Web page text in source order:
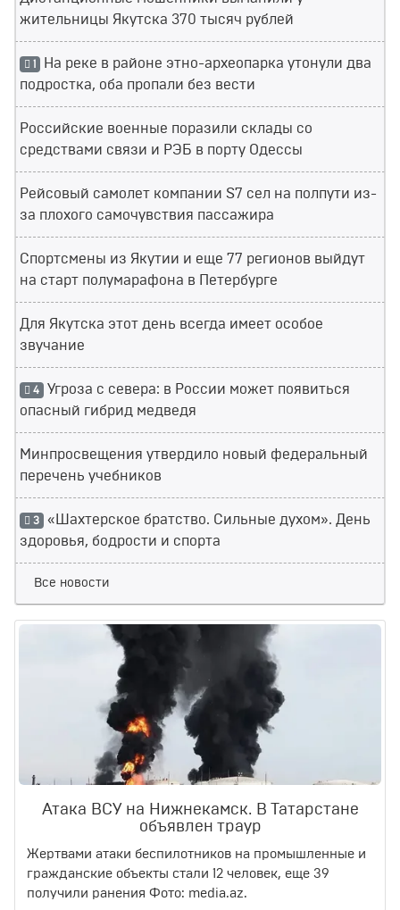
жительницы Якутска 370 тысяч рублей
1 На реке в районе этно-археопарка утонули два
подростка, оба пропали без вести
Российские военные поразили склады со
средствами связи и РЭБ в порту Одессы
Рейсовый самолет компании S7 сел на полпути из-
за плохого самочувствия пассажира
Спортсмены из Якутии и еще 77 регионов выйдут
на старт полумарафона в Петербурге
Для Якутска этот день всегда имеет особое
звучание
4 Угроза с севера: в России может появиться
опасный гибрид медведя
Минпросвещения утвердило новый федеральный
перечень учебников
3 «Шахтерское братство. Сильные духом». День
здоровья, бодрости и спорта
Все новости
Атака ВСУ на Нижнекамск. В Татарстане
объявлен траур
Жертвами атаки беспилотников на промышленные и
гражданские объекты стали 12 человек, еще 39
получили ранения Фото: media.az.